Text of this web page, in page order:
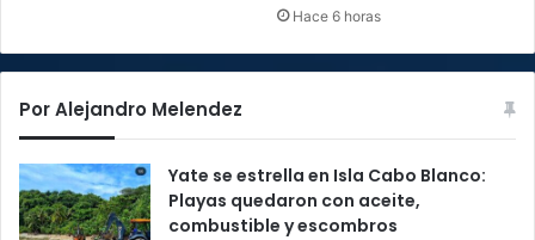
Hace 6 horas
Por Alejandro Melendez
Yate se estrella en Isla Cabo Blanco:
Playas quedaron con aceite,
combustible y escombros